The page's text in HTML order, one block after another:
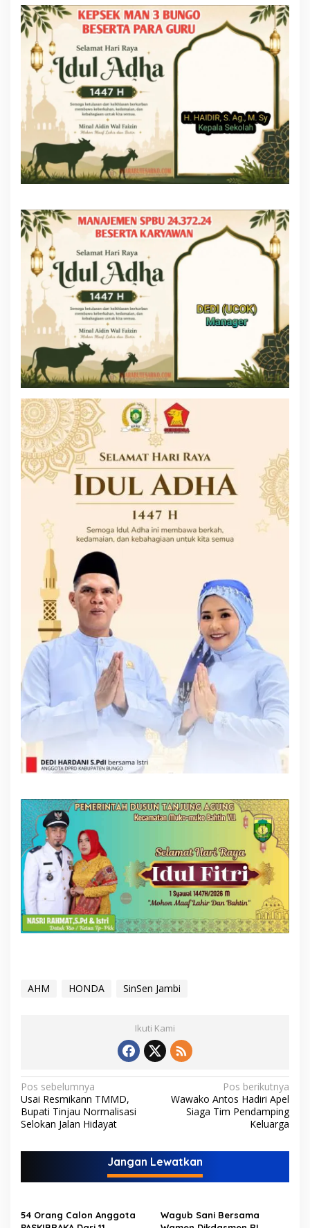
AHM HONDA SinSen Jambi
Ikuti Kami
N
a
v
i
a
s
Pos sebelumnya
Usai Resmikann TMMD,
Bupati Tinjau Normalisasi
Selokan Jalan Hidayat
Pos berikutnya
Wawako Antos Hadiri Apel
Siaga Tim Pendamping
Keluarga
Jangan Lewatkan
54 Orang Calon Anggota
Wagub Sani Bersama